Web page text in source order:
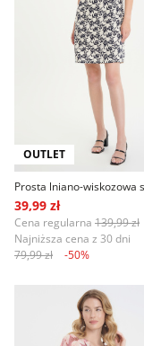
OUTLET
39,99 zł
Cena regularna 139,99 zł
Najniższa cena z 30 dni
79,99 zł
-50%